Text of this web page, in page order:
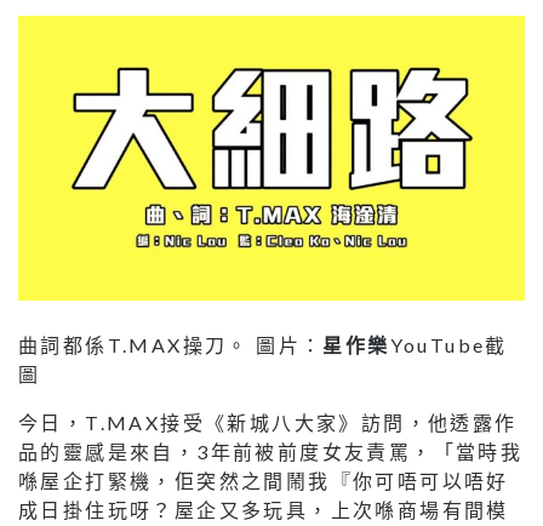
曲詞都係T.MAX操刀。 圖片：星作樂YouTube截
圖
今日，T.MAX接受《新城八大家》訪問，他透露作
品的靈感是來自，3年前被前度女友責罵，「當時我
喺屋企打緊機，佢突然之間鬧我『你可唔可以唔好
成日掛住玩呀？屋企又多玩具，上次喺商場有間模